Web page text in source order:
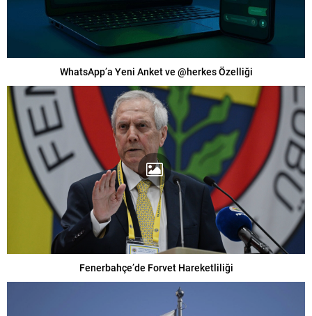
WhatsApp’a Yeni Anket ve @herkes Özelliği
Fenerbahçe’de Forvet Hareketliliği